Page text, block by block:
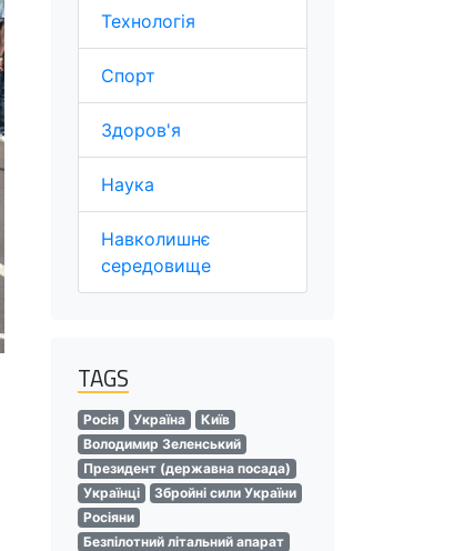
Технологія
Спорт
Здоров'я
Наука
Навколишнє
середовище
TAGS
Росія Україна
Київ
Володимир Зеленський
Президент (державна посада)
Українці
Збройні сили України
Росіяни
Безпілотний літальний апарат